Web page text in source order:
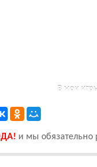
В мои
и мы обязательно